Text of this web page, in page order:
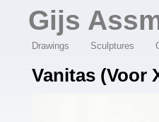
Gijs
Drawings Sculptures
Vanitas (voor